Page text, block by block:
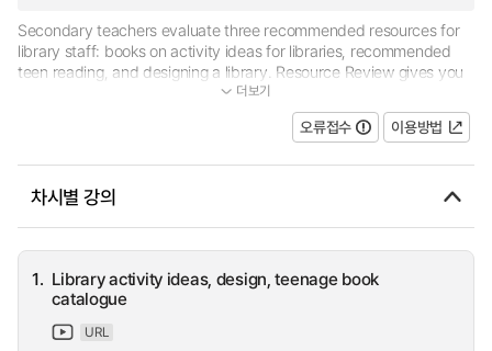
Secondary teachers evaluate three recommended resources for
library staff: books on activity ideas for libraries, recommended
teen reading, and designing a library. Resource Review gives you
valuable information about branded resources, as well as ideas...
더보기
오류접수 이용방법
차시별 강의
1. Library activity ideas, design, teenage book
catalogue
URL